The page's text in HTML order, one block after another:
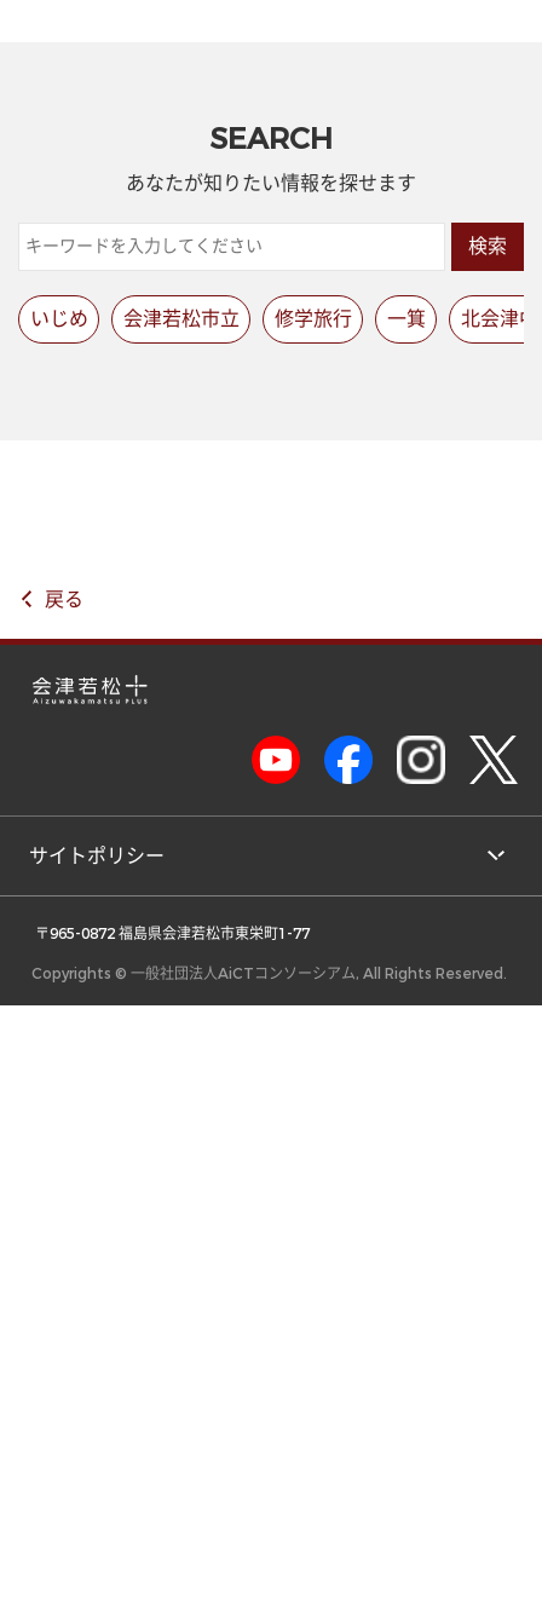
SEARCH
あなたが知りたい情報を探せます
検索
いじめ 会津若松市立 修学旅行 一箕 北会津中
戻る
サイトポリシー
〒965-0872 福島県会津若松市東栄町1-77
Copyrights © 一般社団法人AiCTコンソーシアム, All Rights Reserved.